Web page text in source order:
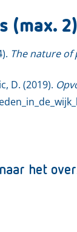
(max.
The nature of
D. (2019).
het